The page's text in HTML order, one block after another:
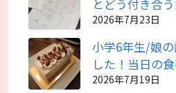
とどう付き合
2026年7月23日
小学6年生/娘
した！当日の
2026年7月19日